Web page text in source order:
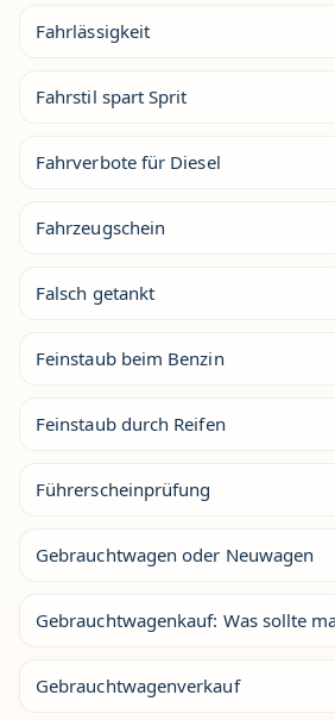
Fahrlässigkeit
Fahrstil spart Sprit
Fahrverbote für Diesel
Fahrzeugschein
Falsch getankt
Feinstaub beim Benzin
Feinstaub durch Reifen
Führerscheinprüfung
Gebrauchtwagen oder Neuwagen
Gebrauchtwagenkauf: Was sollte
Gebrauchtwagenverkauf